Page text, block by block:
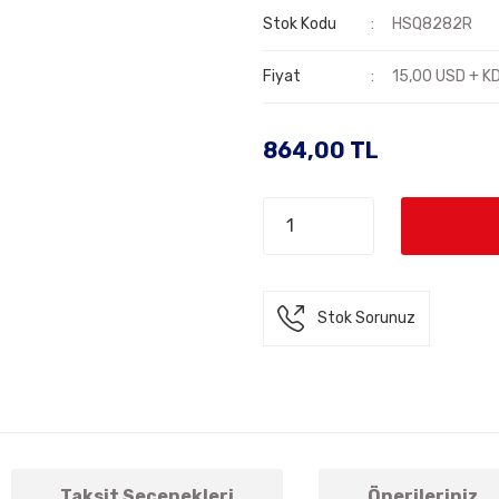
Stok Kodu HSQ8282R
Fiyat 15,00 USD +
864,00 TL
Stok Sorunuz